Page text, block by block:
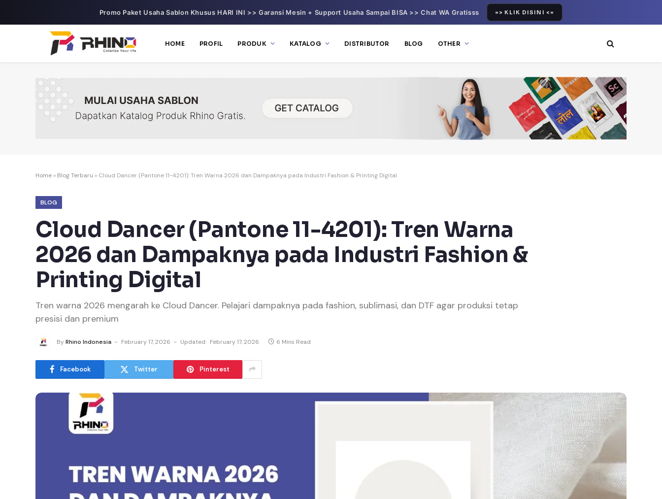
Promo Paket Usaha Sablon Khusus HARI INI >> Garansi Mesin + Support Usaha Sampai BISA >> Chat WA Gratisss => KLIK DISINI <=
HOME PROFIL PRODUK KATALOG DISTRIBUTOR BLOG OTHER
Home » Blog Terbaru » Cloud Dancer (Pantone 11-4201): Tren Warna 2026 dan Dampaknya pada Industri Fashion & Printing Digital
BLOG
Cloud Dancer (Pantone 11-4201): Tren Warna
2026 dan Dampaknya pada Industri Fashion &
Printing Digital
Tren warna 2026 mengarah ke Cloud Dancer. Pelajari dampaknya pada fashion, sublimasi, dan DTF agar produksi tetap
presisi dan premium
ByRhino Indonesia February 17, 2026 Updated: February 17, 2026 6 Mins Read
Facebook Twitter Pinterest